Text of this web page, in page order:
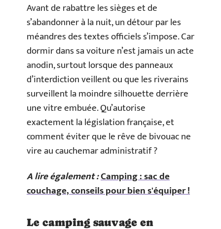
Avant de rabattre les sièges et de
s’abandonner à la nuit, un détour par les
méandres des textes officiels s’impose. Car
dormir dans sa voiture n’est jamais un acte
anodin, surtout lorsque des panneaux
d’interdiction veillent ou que les riverains
surveillent la moindre silhouette derrière
une vitre embuée. Qu’autorise
exactement la législation française, et
comment éviter que le rêve de bivouac ne
vire au cauchemar administratif ?
A lire également :Camping : sac de
couchage, conseils pour bien s'équiper !
Le camping sauvage en